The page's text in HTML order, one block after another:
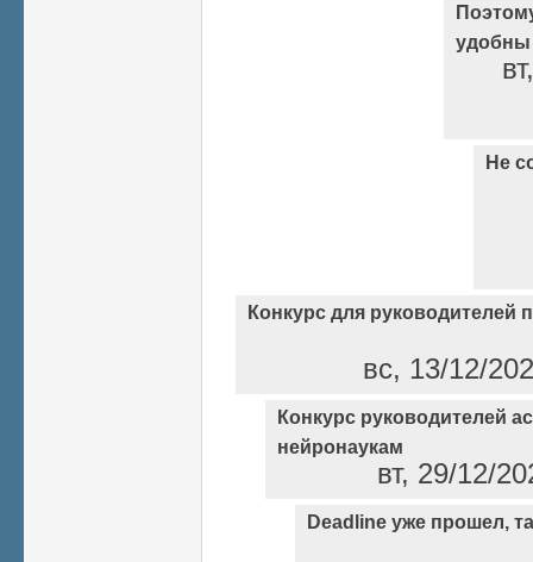
удобны
Не
Конкурс для руководителей
вс, 13/12/
Конкурс руководителей
нейронаукам
вт, 29/12/
Deadline уже прошел,